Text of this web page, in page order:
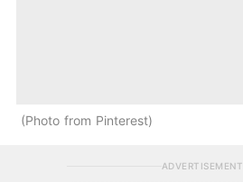
Photo from Pinterest
ADVERTISEMENT